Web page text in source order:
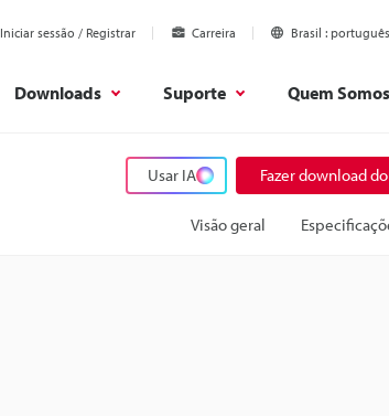
Iniciar sessão / Registrar Carreira Brasil português
Downloads Suporte Quem Somos
Usar IA Fazer download
Visão geral